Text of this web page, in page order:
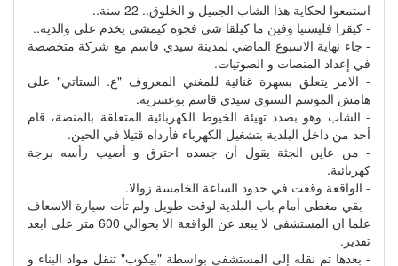
استمعوا لحكاية هذا الشاب الجميل و الخلوق.. 22 سنة..
- كيقرا فليستيا وفين ما كيلقا شي فجوة كيمشي يخدم على والديه..
- جاء نهاية الاسبوع الماضي لمدينة سيدي قاسم مع شركة متخصصة
في إعداد المنصات و الصوتيات.
- الامر يتعلق بسهرة غنائية للمغني المعروف "ع. الستاتي" على
هامش الموسم السنوي سيدي قاسم بوعسرية.
- الشاب وهو بصدد تهيئة الخيوط الكهربائية المتعلقة بالمنصة، قام
أحد من داخل البلدية بتشغيل الكهرباء فأرداه قتيلا في الحين.
- من عاين الجثة يقول أن جسده احترق و أصيب رأسه برجة
كهربائية.
- الواقعة وقعت في حدود الساعة الخامسة زوالا.
- بقي مغطى أمام باب البلدية لوقت طويل ولم تأت سيارة الاسعاف
علما ان المستشفى لا يبعد عن الواقعة الا بحوالي 600 متر على ابعد
تقدير.
- بعدها تم نقله إلى المستشفى بواسطة "بيكوب" تنقل مواد البناء و